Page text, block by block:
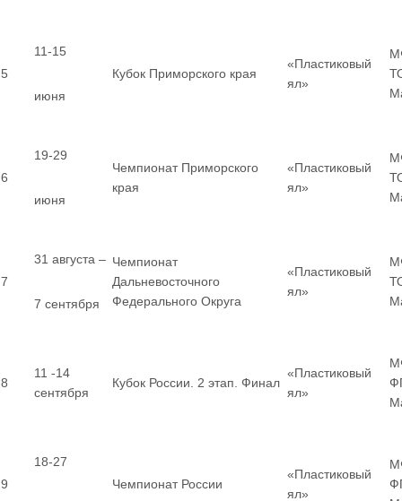
5
11-15
июня
Кубок Приморского края
«Пластиковый
ял»
6
19-29
июня
Чемпионат Приморского
края
«Пластиковый
ял»
7
31 августа –
7 сентября
Чемпионат
Дальневосточного
Федерального Округа
«Пластиковый
ял»
8
11 -14
сентября
Кубок России. 2 этап. Финал
«Пластиковый
ял»
9
18-27
Чемпионат России
«Пластиковый
ял»